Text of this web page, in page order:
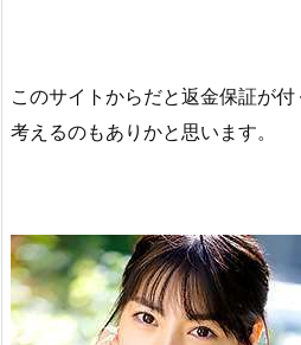
このサイトからだと返金保証が
考えるのもありかと思います。